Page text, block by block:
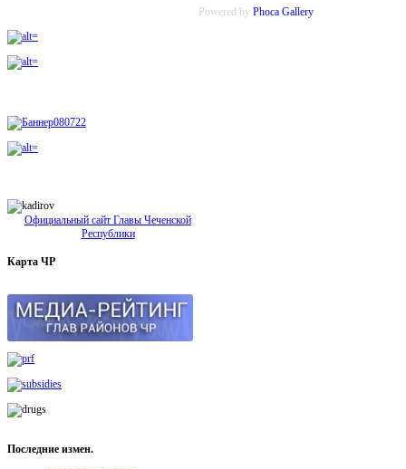
Powered by Phoca Gallery
Официальный сайт Главы Чеченской
Республики
Карта ЧР
Последние измен.